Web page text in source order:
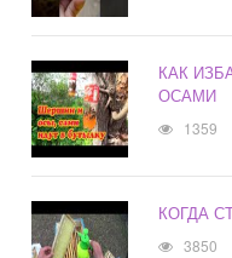
КАК
ОСАМИ
1359
КОГДА
3850